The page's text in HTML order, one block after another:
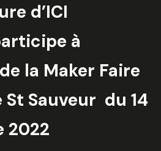
d’ICI
à
la Maker Faire
St Sauveur du 14
2022